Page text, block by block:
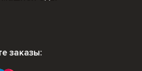
заказы: